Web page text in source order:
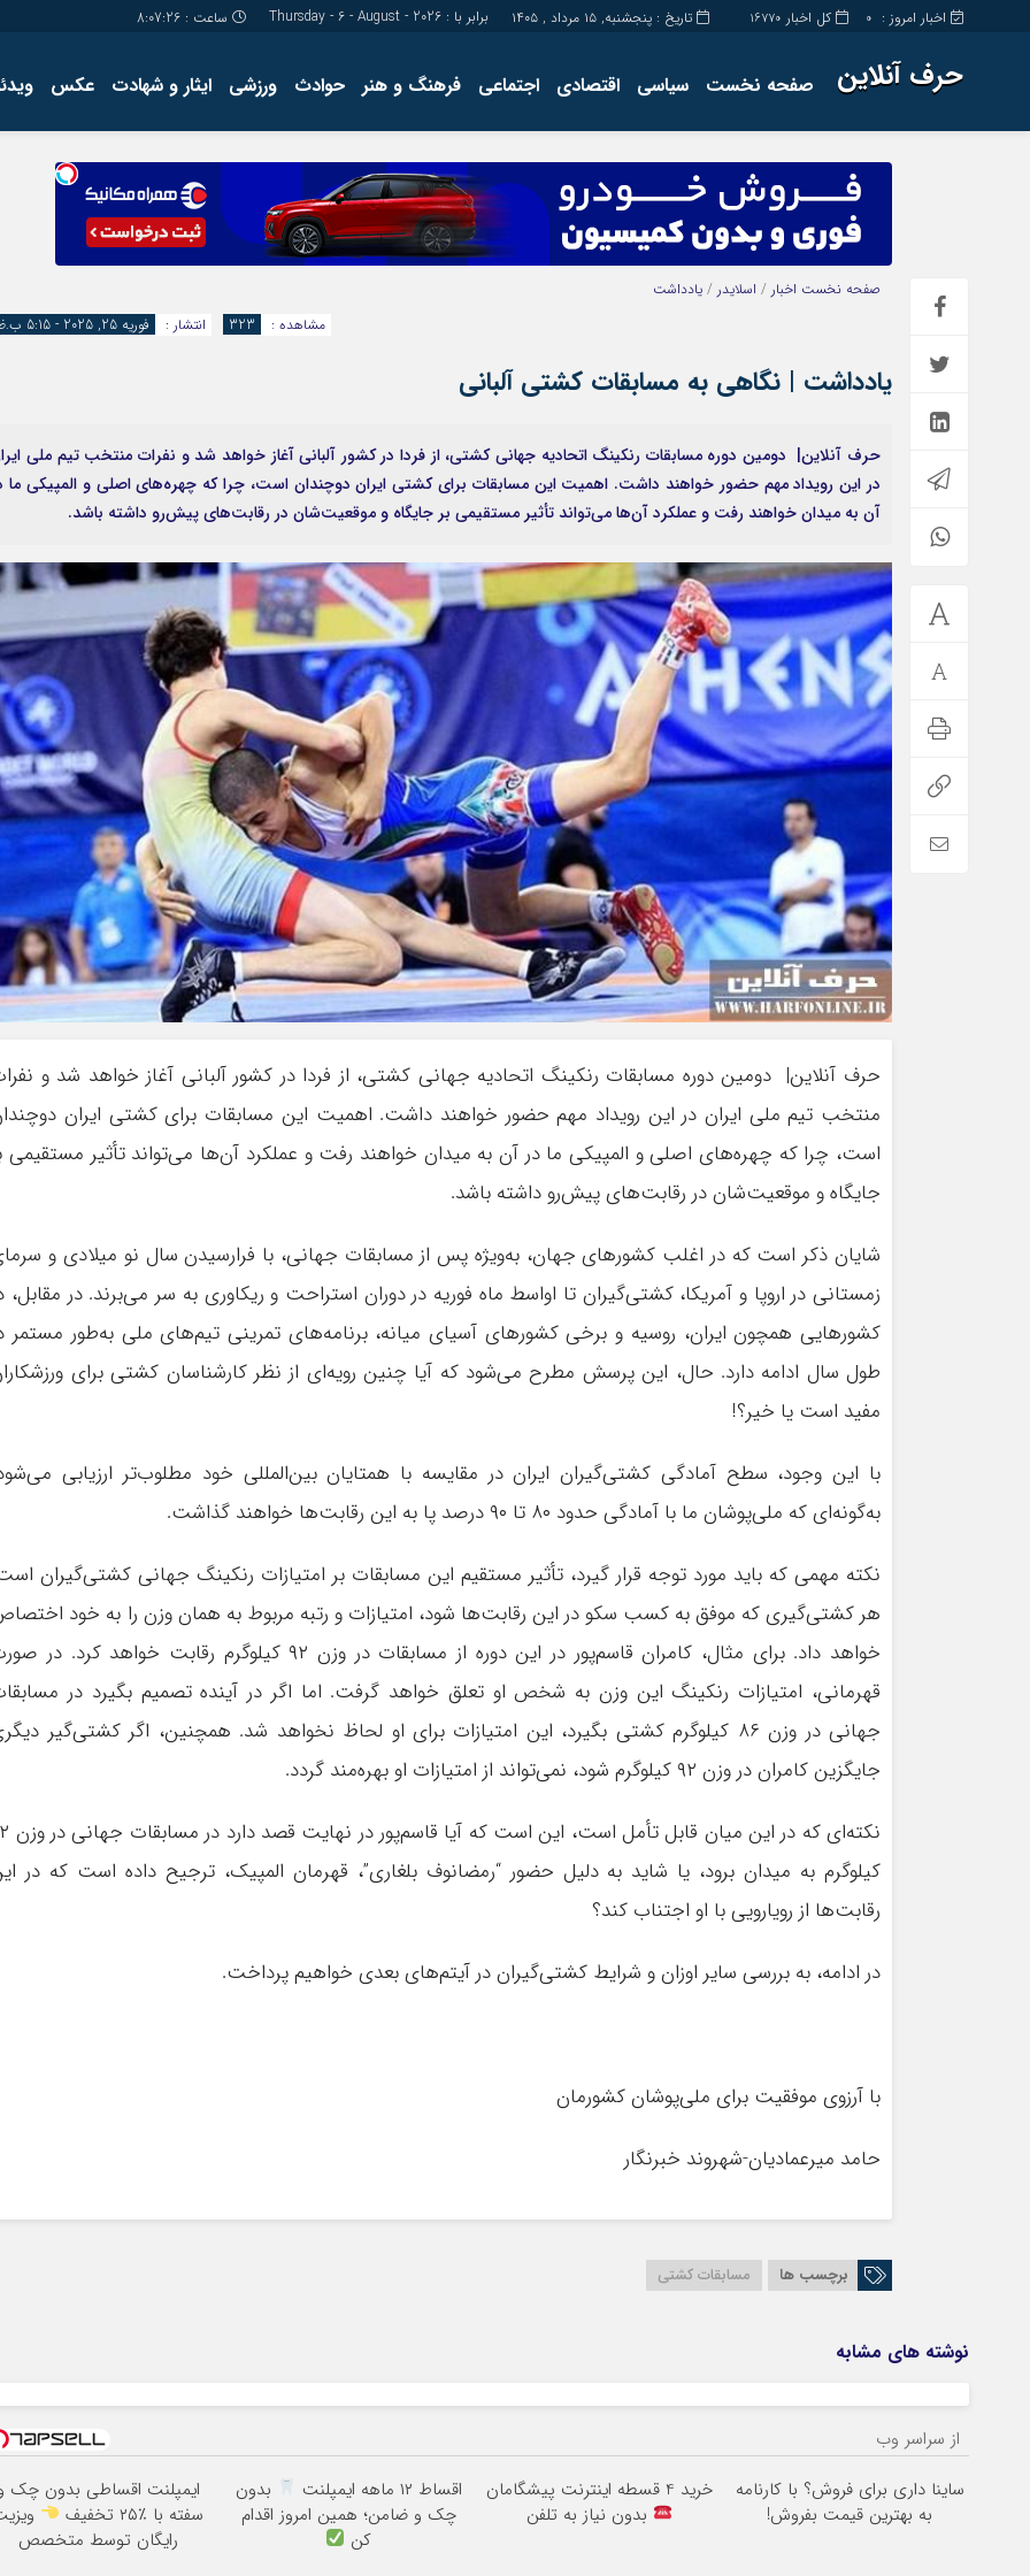
کل اخبار 16770 اخبار امروز : 0 تاریخ : پنجشنبه, ۱۵ مرداد , ۱۴۰۵ برابر با : Thursday - 6 - August - 2026 ساعت : 8:07:26
حرف آنلاین صفحه نخست سیاسی اقتصادی اجتماعی فرهنگ و هنر حوادث ورزشی ایثار و شهادت عکس
کارگاه
تولید
مجله ای
صفحه نخست اخبار / اسلایدر / یادداشت
انتشار :
فوریه 25, 2025 - 5:15 ب.ظ مشاهده : 323
یادداشت | نگاهی به مسابقات کشتی آلبانی
حرف آنلاین| دومین دوره مسابقات رنکینگ اتحادیه جهانی کشتی، از فردا در کشور آلبانی آغاز خواهد شد و نفرات منتخب تیم ملی
در این رویداد مهم حضور خواهند داشت. اهمیت این مسابقات برای کشتی ایران دوچندان است، چرا که چهره‌های اصلی و المپیکی ما
آن به میدان خواهند رفت و عملکرد آن‌ها می‌تواند تأثیر مستقیمی بر جایگاه و موقعیت‌شان در رقابت‌های پیش‌رو داشته باشد.
حرف آنلاین| دومین دوره مسابقات رنکینگ اتحادیه جهانی کشتی، از فردا در کشور آلبانی آغاز خواهد شد و
منتخب تیم ملی ایران در این رویداد مهم حضور خواهند داشت. اهمیت این مسابقات برای کشتی ایران
است، چرا که چهره‌های اصلی و المپیکی ما در آن به میدان خواهند رفت و عملکرد آن‌ها می‌تواند تأثیر مستقیمی
جایگاه و موقعیت‌شان در رقابت‌های پیش‌رو داشته باشد.
شایان ذکر است که در اغلب کشورهای جهان، به‌ویژه پس از مسابقات جهانی، با فرارسیدن سال نو میلادی و
زمستانی در اروپا و آمریکا، کشتی‌گیران تا اواسط ماه فوریه در دوران استراحت و ریکاوری به سر می‌برند. در مقابل،
کشورهایی همچون ایران، روسیه و برخی کشورهای آسیای میانه، برنامه‌های تمرینی تیم‌های ملی به‌طور مستمر
طول سال ادامه دارد. حال، این پرسش مطرح می‌شود که آیا چنین رویه‌ای از نظر کارشناسان کشتی برای
مفید است یا خیر؟!
با این وجود، سطح آمادگی کشتی‌گیران ایران در مقایسه با همتایان بین‌المللی خود مطلوب‌تر ارزیابی
به‌گونه‌ای که ملی‌پوشان ما با آمادگی حدود ۸۰ تا ۹۰ درصد پا به این رقابت‌ها خواهند گذاشت.
نکته مهمی که باید مورد توجه قرار گیرد، تأثیر مستقیم این مسابقات بر امتیازات رنکینگ جهانی کشتی‌گیران
هر کشتی‌گیری که موفق به کسب سکو در این رقابت‌ها شود، امتیازات و رتبه مربوط به همان وزن را به خود
خواهد داد. برای مثال، کامران قاسم‌پور در این دوره از مسابقات در وزن ۹۲ کیلوگرم رقابت خواهد کرد. در
قهرمانی، امتیازات رنکینگ این وزن به شخص او تعلق خواهد گرفت. اما اگر در آینده تصمیم بگیرد در
جهانی در وزن ۸۶ کیلوگرم کشتی بگیرد، این امتیازات برای او لحاظ نخواهد شد. همچنین، اگر کشتی‌گیر
جایگزین کامران در وزن ۹۲ کیلوگرم شود، نمی‌تواند از امتیازات او بهره‌مند گردد.
نکته‌ای که در این میان قابل
کیلوگرم به میدان برود، یا شاید به دلیل حضور “رمضانوف بلغاری”، قهرمان المپیک، ترجیح داده است که در
رقابت‌ها از رویارویی با او اجتناب کند؟
در ادامه، به بررسی سایر اوزان و شرایط کشتی‌گیران در آیتم‌های بعدی خواهیم پرداخت.
با آرزوی موفقیت برای ملی‌پوشان کشورمان
حامد میرعمادیان-شهروند خبرنگار
برچسب ها مسابقات کشتی
نوشته های مشابه
از سراسر وب
ساینا داری برای فروش؟ با کارنامه
به بهترین قیمت بفروش!
خرید 4 قسطه اینترنت پیشگامان
بدون نیاز به تلفن
اقساط ۱۲ ماهه ایمپلنت
بدون
چک و ضامن؛ همین امروز اقدام
کن
ایمپلنت اقساطی بدون چک
سفته با ٪۲۵ تخفیف
رایگان توسط متخصص